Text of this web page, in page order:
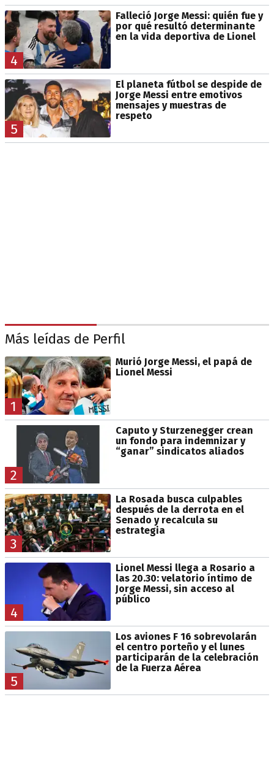
4
Falleció Jorge Messi: quién fue y
por qué resultó determinante
en la vida deportiva de Lionel
5
El planeta fútbol se despide de
Jorge Messi entre emotivos
mensajes y muestras de
respeto
Más leídas de Perfil
1
Murió Jorge Messi, el papá de
Lionel Messi
2
Caputo y Sturzenegger crean
un fondo para indemnizar y
“ganar” sindicatos aliados
3
La Rosada busca culpables
después de la derrota en el
Senado y recalcula su
estrategia
4
Lionel Messi llega a Rosario a
las 20.30: velatorio íntimo de
Jorge Messi, sin acceso al
público
5
Los aviones F 16 sobrevolarán
el centro porteño y el lunes
participarán de la celebración
de la Fuerza Aérea